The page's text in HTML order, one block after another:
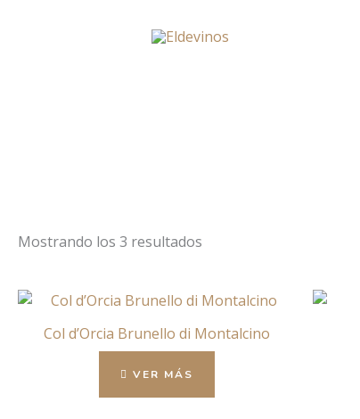
Mostrando los 3 resultados
Col d’Orcia Brunello di Montalcino
VER MÁS